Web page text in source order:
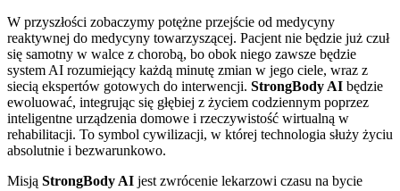
W przyszłości zobaczymy potężne przejście od medycyny
reaktywnej do medycyny towarzyszącej. Pacjent nie będzie już czuł
się samotny w walce z chorobą, bo obok niego zawsze będzie
system AI rozumiejący każdą minutę zmian w jego ciele, wraz z
siecią ekspertów gotowych do interwencji. StrongBody AI będzie
ewoluować, integrując się głębiej z życiem codziennym poprzez
inteligentne urządzenia domowe i rzeczywistość wirtualną w
rehabilitacji. To symbol cywilizacji, w której technologia służy życiu
absolutnie i bezwarunkowo.
Misją StrongBody AI jest zwrócenie lekarzowi czasu na bycie